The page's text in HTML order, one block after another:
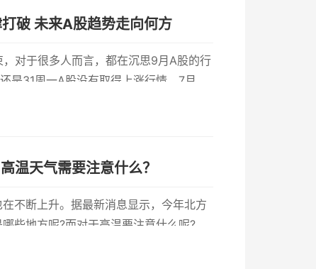
破 未来A股趋势走向何方
对于很多人而言，都在沉思9月A股的行
是31周一A股没有取得上涨行情。7月以
北方多地气温破40度 高温天气需要注意什么？
不断上升。据最新消息显示，今年北方
些地方呢?而对于高温要注意什么呢?下